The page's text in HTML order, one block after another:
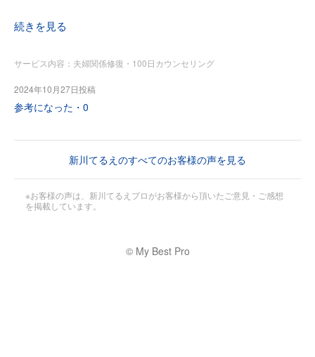
今後もカウンセリングで学んだことを活かして、妻や子供た
本当にありがとうございました。
続きを見る
サービス内容：夫婦関係修復・100日カウンセリング
2024年10月27日投稿
参考になった・ 0
新川てるえのすべてのお客様の声を見る
※お客様の声は、新川てるえプロがお客様から頂いたご意見・ご感想
を掲載しています。
© My Best Pro